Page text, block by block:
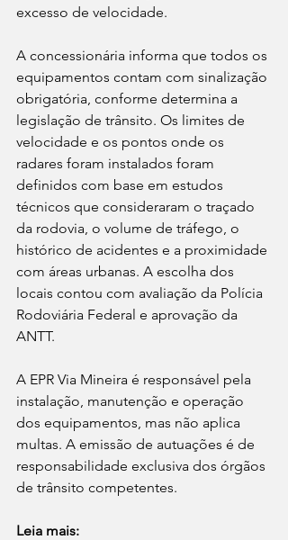
excesso de velocidade.
A concessionária informa que todos os
equipamentos contam com sinalização
obrigatória, conforme determina a
legislação de trânsito. Os limites de
velocidade e os pontos onde os
radares foram instalados foram
definidos com base em estudos
técnicos que consideraram o traçado
da rodovia, o volume de tráfego, o
histórico de acidentes e a proximidade
com áreas urbanas. A escolha dos
locais contou com avaliação da Polícia
Rodoviária Federal e aprovação da
ANTT.
A EPR Via Mineira é responsável pela
instalação, manutenção e operação
dos equipamentos, mas não aplica
multas. A emissão de autuações é de
responsabilidade exclusiva dos órgãos
de trânsito competentes.
Leia mais: